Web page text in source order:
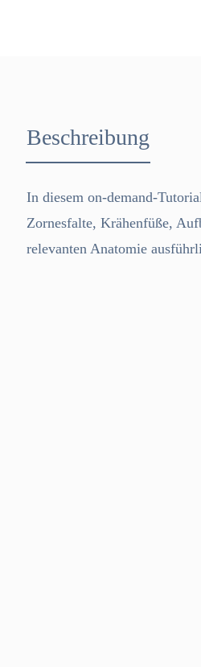
Beschreibung
In diesem on-demand-
Zornesfalte, Krähenfüße,
relevanten Anatomie